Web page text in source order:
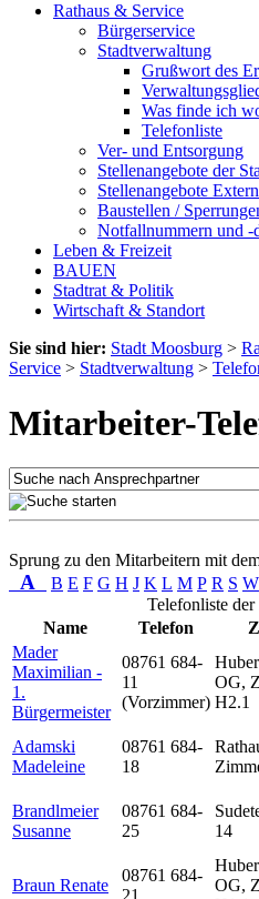
Rathaus & Service
Bürgerservice
Stadtverwaltung
Grußwort des
Was finde ich
Telefonliste
Ver- und Entsorgung
Stellenangebote der
Stellenangebote
Baustellen /
Notfallnummern und -
Leben & Freizeit
BAUEN
Stadtrat & Politik
Wirtschaft & Standort
Sie sind hier: Stadt Moosburg >
Service > Stadtverwaltung >
Mitarbeiter-
Sprung zu den Mitarbeitern mit
A B E F G H J K L M P R S W
Telefonliste
Name
Telefon
Mader
Maximilian -
1.
Bürgermeister
08761 684-
11
(Vorzimmer)
OG,
H2.1
Adamski
Madeleine
08761 684-
18
Brandlmeier
Susanne
08761 684-
25
14
Braun Renate
08761 684-
21
OG,